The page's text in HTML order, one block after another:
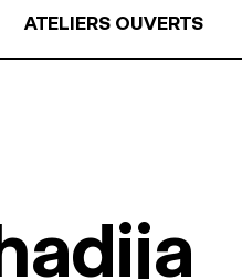
ATELIERS OUVERTS